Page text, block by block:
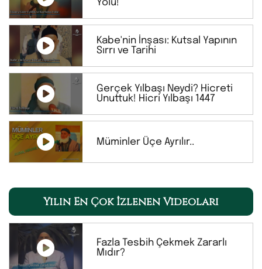
Yolu!
Kabe'nin İnşası: Kutsal Yapının
Sırrı ve Tarihi
Gerçek Yılbaşı Neydi? Hicreti
Unuttuk! Hicri Yılbaşı 1447
Müminler Üçe Ayrılır..
Yılın En Çok İzlenen Videoları
Fazla Tesbih Çekmek Zararlı
Mıdır?